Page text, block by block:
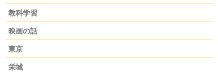
教科学習
映画の話
東京
栄城